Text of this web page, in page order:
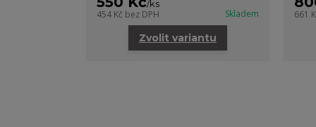
/ks
454 Kč bez DPH Skladem
Zvolit variantu
661